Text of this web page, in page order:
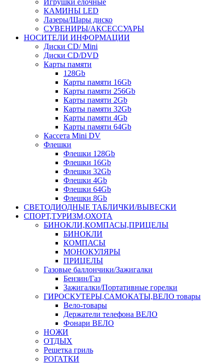
Игрушки ёлочные
КАМИНЫ LED
Лазеры/Шары диско
СУВЕНИРЫ/АКСЕССУАРЫ
НОСИТЕЛИ ИНФОРМАЦИИ
Диски CD/ Mini
Диски CD/DVD
Карты памяти
128Gb
Карты памяти 16Gb
Карты памяти 256Gb
Карты памяти 2Gb
Карты памяти 32Gb
Карты памяти 4Gb
Карты памяти 64Gb
Кассета Mini DV
Флешки
Флешки 128Gb
Флешки 16Gb
Флешки 32Gb
Флешки 4Gb
Флешки 64Gb
Флешки 8Gb
СВЕТОДИОДНЫЕ ТАБЛИЧКИ/ВЫВЕСКИ
СПОРТ,ТУРИЗМ,ОХОТА
БИНОКЛИ,КОМПАСЫ,ПРИЦЕЛЫ
БИНОКЛИ
КОМПАСЫ
МОНОКУЛЯРЫ
ПРИЦЕЛЫ
Газовые баллончики/Зажигалки
Бензин/Газ
Зажигалки/Портативные горелки
ГИРОСКУТЕРЫ,САМОКАТЫ,ВЕЛО товары
Вело-товары
Держатели телефона ВЕЛО
Фонари ВЕЛО
НОЖИ
ОТДЫХ
Решетка гриль
РОГАТКИ